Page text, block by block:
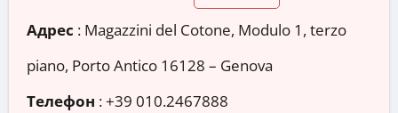
Адрес : Magazzini del Cotone, Modulo 1, terzo
piano, Porto Antico 16128 – Genova
Телефон :+39 010.2467888